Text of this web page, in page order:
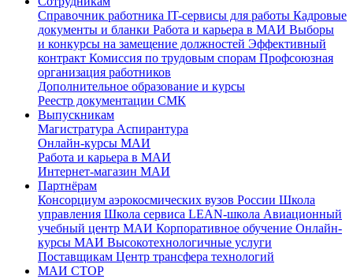
Cправочник работника IT-сервисы для работы Кадровые
документы и бланки Работа и карьера в МАИ Выборы
и конкурсы на замещение должностей Эффективный
контракт Комиссия по трудовым спорам Профсоюзная
организация работников
Дополнительное образование и курсы
Реестр документации СМК
Выпускникам
Магистратура Аспирантура
Онлайн-курсы МАИ
Работа и карьера в МАИ
Интернет-магазин МАИ
Партнёрам
Консорциум аэрокосмических вузов России Школа
управления Школа сервиса LEAN-школа Авиационный
учебный центр МАИ Корпоративное обучение Онлайн-
курсы МАИ Высокотехнологичные услуги
Поставщикам Центр трансфера технологий
МАИ СТОР